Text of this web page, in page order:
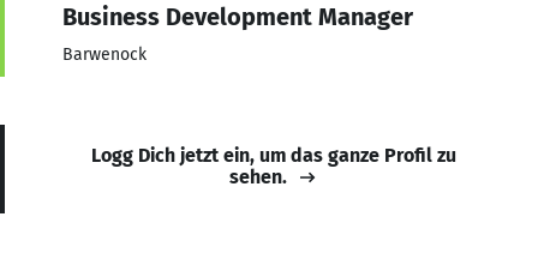
Business Development Manager
Barwenock
Logg Dich jetzt ein, um das ganze Profil zu
sehen.